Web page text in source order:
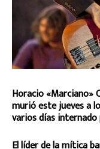
Horacio «Marciano»
murió este jueves a
varios días